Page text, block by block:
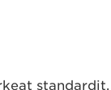
standardit.